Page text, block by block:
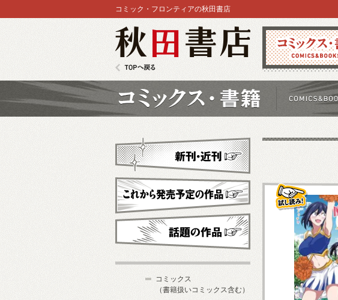
コミックス
コミック・フロンティアの秋田書店
新刊情報
新刊・近刊
これから発売予定
コミックス
（書籍扱いコミックス含む）